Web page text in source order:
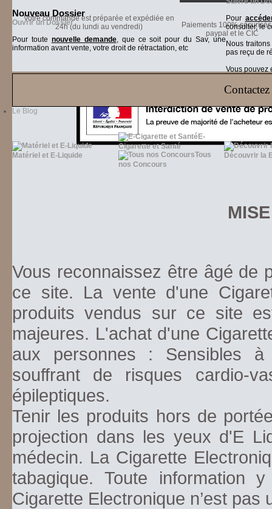
Nouveau Dossier
Ouvrir un Dossier
Pour toute nouvelle demande, que ce soit pour du Sav, une
information avant vente, votre droit de rétractation, etc
Pour
consulter, le
Nous
pas reçu de
Vous pouvez
Le Blog
Matériel et E-Liquide
E-
Cigarette et Santé
Tous
nos Concours
Découvrir la
Votre commande est préparée et expédiée en
24h (du lundi au vendredi)
Paiements 100%
paypal et le CIC
Vous reconnaissez être âgé de
ce site. La vente d'une
produits vendus sur ce site
majeures. L'achat d'une
aux personnes : Sensibles
souffrant de risques cardio-
épileptiques.
Tenir les produits hors de
projection dans les yeux d'E
médecin. La Cigarette
tabagique. Toute information
Cigarette Electronique n’est pas